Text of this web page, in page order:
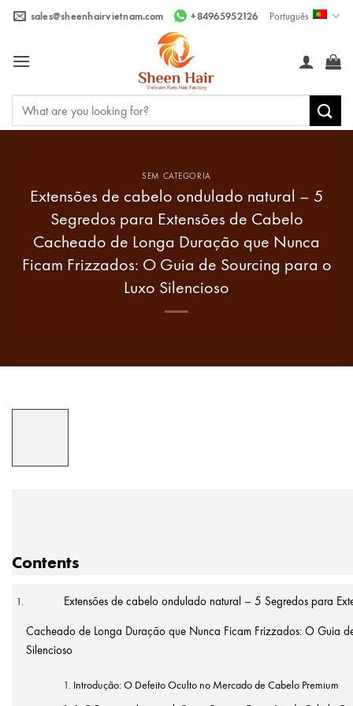
Skip
sales@sheenhairvietnam.com +84965952126 Português
Pesquisar
por:
SEM CATEGORIA
Extensões de cabelo ondulado natural – 5
Segredos para Extensões de Cabelo
Cacheado de Longa Duração que Nunca
Ficam Frizzados: O Guia de Sourcing para o
Luxo Silencioso
Contents
Extensões de cabelo ondulado natural – 5 Segredos para
Cacheado de Longa Duração que Nunca Ficam Frizzados: O Guia
Silencioso
Introdução: O Defeito Oculto no Mercado de Cabelo Premium